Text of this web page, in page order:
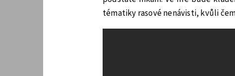
tématiky rasové nenávisti, kvůli